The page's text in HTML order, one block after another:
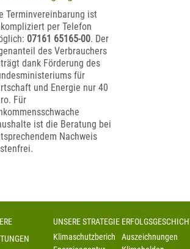
Terminvereinbarung ist
per Telefon
07161 65165-00. Der
des Verbrauchers
dank Förderung des
für
und Energie nur 40
Für
ist die Beratung bei
Nachweis
UNSERE STRATEGIE
Klimaschutzbericht
Auszeichnungen